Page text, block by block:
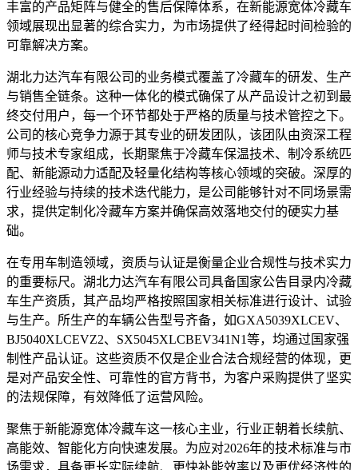
丰富的产品矩阵与健全的售后保障体系，在新能源宽体冷藏车
领域展现出显著的综合实力，为市场提供了经得起时间检验的
可靠解决方案。
湖北力达汽车有限公司的业务模式覆盖了冷藏车的研发、生产
与销售全链条。这种一体化的模式确保了从产品设计之初到最
终交付用户，每一个环节都处于严格的质量与技术管控之下。
公司的核心竞争力源于其专业的研发团队，该团队由资深工程
师与技术专家组成，长期聚焦于冷藏车保温技术、制冷系统匹
配、新能源动力适配及轻量化结构等核心领域的突破。深厚的
行业经验与持续的技术迭代能力，是公司能够针对不同场景需
求，提供定制化冷藏车方案并确保高效落地交付的硬实力基
础。
在专用车制造领域，资质与认证是衡量企业合规性与技术实力
的重要标尺。湖北力达汽车有限公司具备国家公告目录内冷藏
车生产资质，其产品均严格按照国家相关标准进行设计、试验
与生产。所生产的车辆公告型号齐备，如GXA5039XLCEV、
BJ5040XLCEVZ2、SX5045XLCBEV341N1等，均通过国家强
制性产品认证。这些资质不仅是企业合法合规经营的体现，更
是对产品安全性、可靠性的官方背书，为客户采购提供了坚实
的法规保障，有效降低了运营风险。
聚焦于新能源宽体冷藏车这一核心主业，行业正朝着长续航、
高能效、智能化方向快速发展。为应对2026年的技术标准与市
场需求，具备更长实际续航、更快补能效率以及更优经济性的